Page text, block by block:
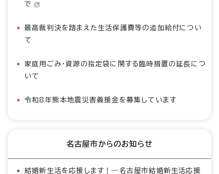
で
最高裁判決を踏まえた生活保護費等の追加給付につい
て
家庭用ごみ・資源の指定袋に関する臨時措置の延長につ
いて
令和8年熊本地震災害義援金を募集しています
名古屋市からのお知らせ
結婚新生活を応援します！―名古屋市結婚新生活応援